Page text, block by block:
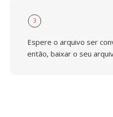
3
Espere o arquivo ser
então, baixar o seu